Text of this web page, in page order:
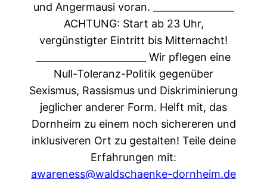
und Angermausi voran. _________________
ACHTUNG: Start ab 23 Uhr,
vergünstigter Eintritt bis Mitternacht!
_______________________ Wir pflegen eine
Null-Toleranz-Politik gegenüber
Sexismus, Rassismus und Diskriminierung
jeglicher anderer Form. Helft mit, das
Dornheim zu einem noch sichereren und
inklusiveren Ort zu gestalten! Teile deine
Erfahrungen mit:
awareness@waldschaenke-dornheim.de